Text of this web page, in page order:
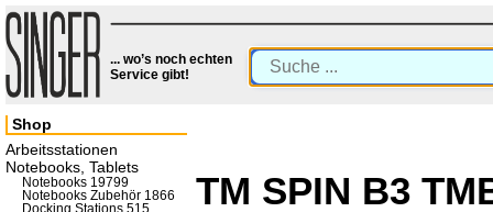
... wo’s noch echten
Service gibt!
TM SPIN B3
Shop
Arbeitsstationen
Notebooks, Tablets
Notebooks 19799
Notebooks Zubehör 1866
Docking Stations 515